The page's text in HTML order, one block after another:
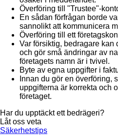
Överföring till "Trustee"-
En sådan förfrågan borde
sannolikt att kommunicera
Överföring till ett
Var försiktig, bedragare kan
och gör små ändringar av
företagets namn är i tvivel.
Byte av egna uppgifter i
Innan du gör en överföring,
uppgifterna är korrekta och
företaget.
Har du upptäckt ett bedrägeri?
Låt oss veta
Säkerhetstips